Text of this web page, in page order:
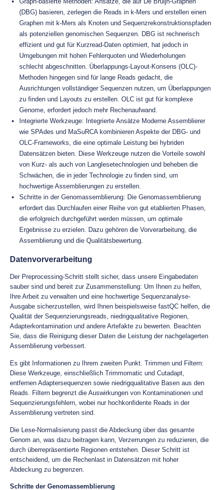
(DBG) basieren, zerlegen die Reads in k-Mers und erstellen einen
Graphen mit k-Mers als Knoten und Sequenzrekonstruktionspfaden
als potenziellen genomischen Sequenzen. DBG ist rechnerisch
effizient und gut für Kurzread-Daten optimiert, hat jedoch in
Umgebungen mit hohen Fehlerquoten und Wiederholungen
schlecht abgeschnitten. Überlappungs-Layout-Konsens (OLC)-
Methoden hingegen sind für lange Reads gedacht, die
Ausrichtungen vollständiger Sequenzen nutzen, um Überlappungen
zu finden und Layouts zu erstellen. OLC ist gut für komplexe
Genome, erfordert jedoch mehr Rechenaufwand.
Integrierte Werkzeuge: Integrierte Ansätze Moderne Assemblierer
wie SPAdes und MaSuRCA kombinieren Aspekte der DBG- und
OLC-Frameworks, die eine optimale Leistung bei hybriden
Datensätzen bieten. Diese Werkzeuge nutzen die Vorteile sowohl
von Kurz- als auch von Langlesetechnologien und beheben die
Schwächen, die in jeder Technologie zu finden sind, um
hochwertige Assemblierungen zu erstellen.
Schritte in der Genomassemblierung: Die Genomassemblierung
erfordert das Durchlaufen einer Reihe von gut etablierten Phasen,
die erfolgreich durchgeführt werden müssen, um optimale
Ergebnisse zu erzielen. Dazu gehören die Vorverarbeitung, die
Assemblierung und die Qualitätsbewertung.
Datenvorverarbeitung
Der Preprocessing-Schritt stellt sicher, dass unsere Eingabedaten
sauber sind und bereit zur Zusammenstellung: Um Ihnen zu helfen,
Ihre Arbeit zu verwalten und eine hochwertige Sequenzanalyse-
Ausgabe sicherzustellen, wird Ihnen beispielsweise fastQC helfen, die
Qualität der Sequenzierungsreads, niedrigqualitative Regionen,
Adapterkontamination und andere Artefakte zu bewerten. Beachten
Sie, dass die Reinigung dieser Daten die Leistung der nachgelagerten
Assemblierung verbessert.
Es gibt Informationen zu Ihrem zweiten Punkt. Trimmen und Filtern:
Diese Werkzeuge, einschließlich Trimmomatic und Cutadapt,
entfernen Adaptersequenzen sowie niedrigqualitative Basen aus den
Reads. Filtern begrenzt die Auswirkungen von Kontaminationen und
Sequenzierungsfehlern, wobei nur hochkonfidente Reads in der
Assemblierung vertreten sind.
Die Lese-Normalisierung passt die Abdeckung über das gesamte
Genom an, was dazu beitragen kann, Verzerrungen zu reduzieren, die
durch überrepräsentierte Regionen entstehen. Dieser Schritt ist
entscheidend, um die Rechenlast in Datensätzen mit hoher
Abdeckung zu begrenzen.
Schritte der Genomassemblierung